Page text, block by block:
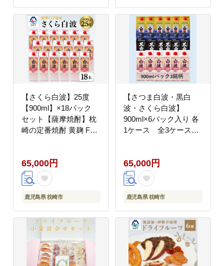
【さくら白波】25度
【900ml】×18パック
セット【薩摩焼酎】枕
崎の定番焼酎 黄麹 F0-
65,000円
鹿児島県 枕崎市
【さつま白波・黒白
波・さくら白波】
900ml×6パック入り 各
1ケース 全3ケース
65,000円
鹿児島県 枕崎市